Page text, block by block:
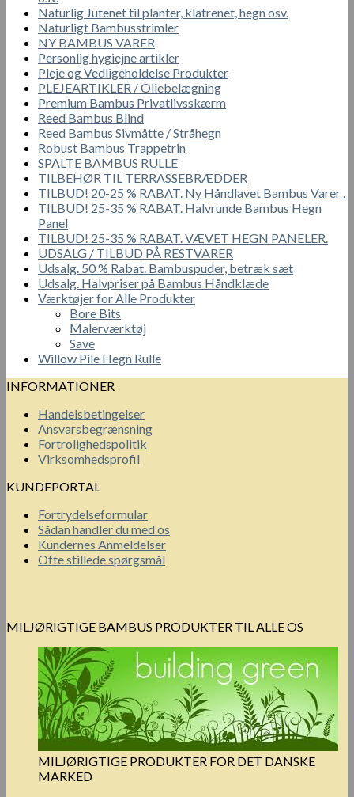
Naturlig Jutenet til planter, klatrenet, hegn osv.
Naturligt Bambusstrimler
NY BAMBUS VARER
Personlig hygiejne artikler
Pleje og Vedligeholdelse Produkter
PLEJEARTIKLER / Oliebelægning
Premium Bambus Privatlivsskærm
Reed Bambus Blind
Reed Bambus Sivmåtte / Stråhegn
Robust Bambus Trappetrin
SPALTE BAMBUS RULLE
TILBEHØR TIL TERRASSEBRÆDDER
TILBUD! 20-25 % RABAT. Ny Håndlavet Bambus Varer .
TILBUD! 25-35 % RABAT. Halvrunde Bambus Hegn
Panel
TILBUD! 25-35 % RABAT. VÆVET HEGN PANELER.
UDSALG / TILBUD PÅ RESTVARER
Udsalg. 50 % Rabat. Bambuspuder, betræk sæt
Udsalg. Halvpriser på Bambus Håndklæde
Værktøjer for Alle Produkter
Bore Bits
Malerværktøj
Save
Willow Pile Hegn Rulle
INFORMATIONER
Handelsbetingelser
Ansvarsbegrænsning
Fortrolighedspolitik
Virksomhedsprofil
KUNDEPORTAL
Fortrydelseformular
Sådan handler du med os
Kundernes Anmeldelser
Ofte stillede spørgsmål
MILJØRIGTIGE BAMBUS PRODUKTER TIL ALLE OS
MILJØRIGTIGE PRODUKTER FOR DET DANSKE
MARKED